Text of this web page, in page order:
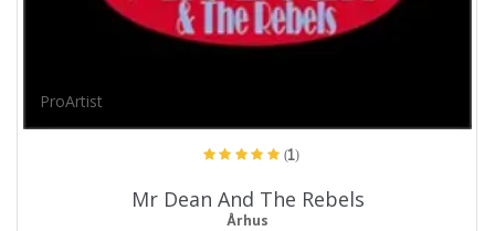
ProArtist
(1)
Mr Dean And The Rebels
Århus